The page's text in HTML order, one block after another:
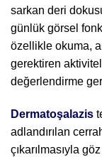
sarkan deri
günlük görsel
özellikle okuma,
gerektiren
değerlendirme
Dermatoşalazis
adlandırılan
çıkarılmasıyla